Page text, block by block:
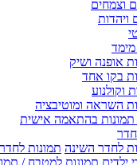
וצמחים
ויהדות
אופנה ושיק
בקו אחד
וקולנוע
השראה ומוטיבציה
תמונות בהתאמה אישית
חדר
לחדר השינה תמונות
ילדים תמונות למטבח /